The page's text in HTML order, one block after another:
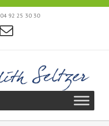
04 92 25 30 30